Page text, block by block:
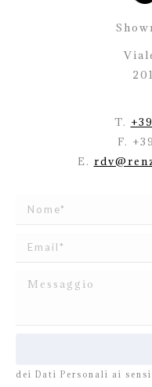
T.
F.
E.
dei Dati Personali ai